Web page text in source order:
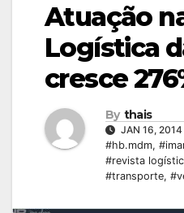
Atuação
Logística
cresce
By thais
JAN 16, 2014
#hb.mdm,
#revista
#transporte,